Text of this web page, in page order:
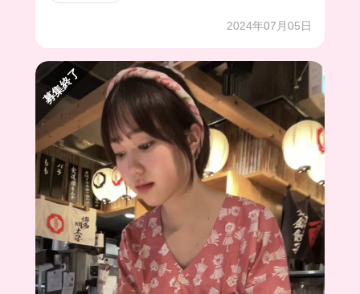
2024年07月05日
募集終了